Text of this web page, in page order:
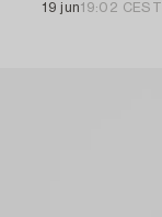
19 jun19:02 CEST